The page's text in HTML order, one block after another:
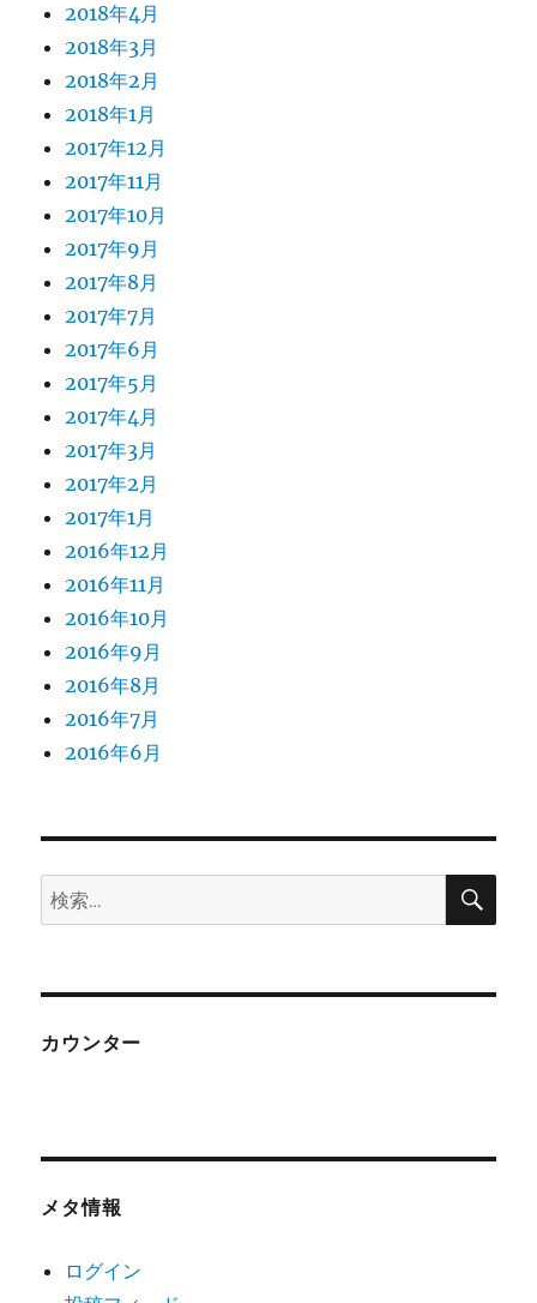
2018年4月
2018年3月
2018年2月
2018年1月
2017年12月
2017年11月
2017年10月
2017年9月
2017年8月
2017年7月
2017年6月
2017年5月
2017年4月
2017年3月
2017年2月
2017年1月
2016年12月
2016年11月
2016年10月
2016年9月
2016年8月
2016年7月
2016年6月
検
索:
検
カウンター
メタ情報
ログイン